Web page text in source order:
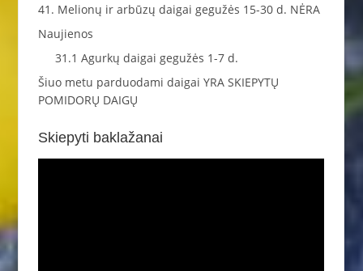
41. Melionų ir arbūzų daigai gegužės 15-30 d. NĖRA
Naujienos
31.1 Agurkų daigai gegužės 1-7 d.
Šiuo metu parduodami daigai YRA SKIEPYTŲ
POMIDORŲ DAIGŲ
Skiepyti baklažanai